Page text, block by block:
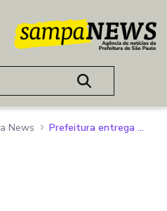
News Prefeitura entrega a 483ª UBS da capital e amplia acesso à Atenção Básica para 20 mil moradores do extremo Sul